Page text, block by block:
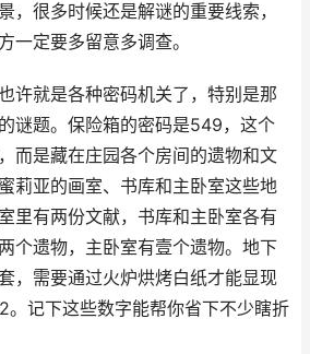
，很多时候还是解谜的重要线索，
一定要多留意多调查。
许就是各种密码机关了，特别是那
谜题。保险箱的密码是549，这个
而是藏在庄园各个房间的遗物和文
莉亚的画室、书库和主卧室这些地
里有两份文献，书库和主卧室各有
个遗物，主卧室有壹个遗物。地下
，需要通过火炉烘烤白纸才能显现
。记下这些数字能帮你省下不少瞎折